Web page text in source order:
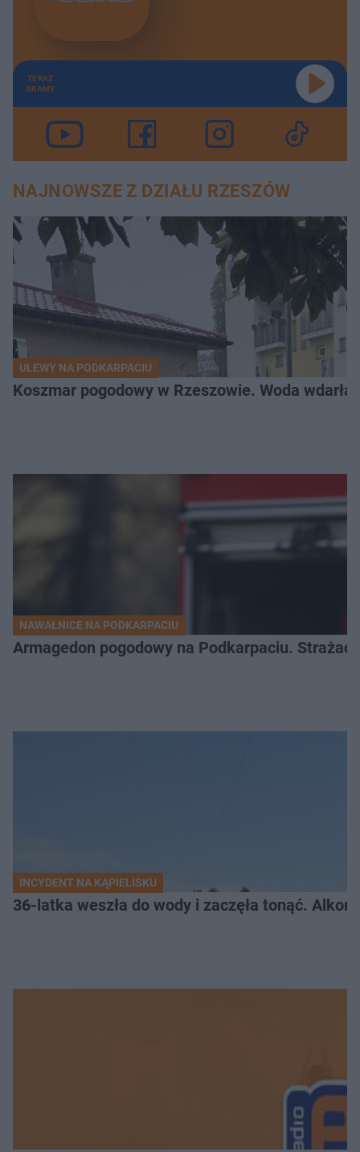
TERAZ
GRAMY
NAJNOWSZE Z DZIAŁU RZESZÓW
ULEWY NA PODKARPACIU
Koszmar pogodowy w Rzeszowie. Woda
NAWAŁNICE NA PODKARPACIU
Armagedon pogodowy na Podkarpaciu.
INCYDENT NA KĄPIELISKU
36-latka weszła do wody i zaczęła tonąć.